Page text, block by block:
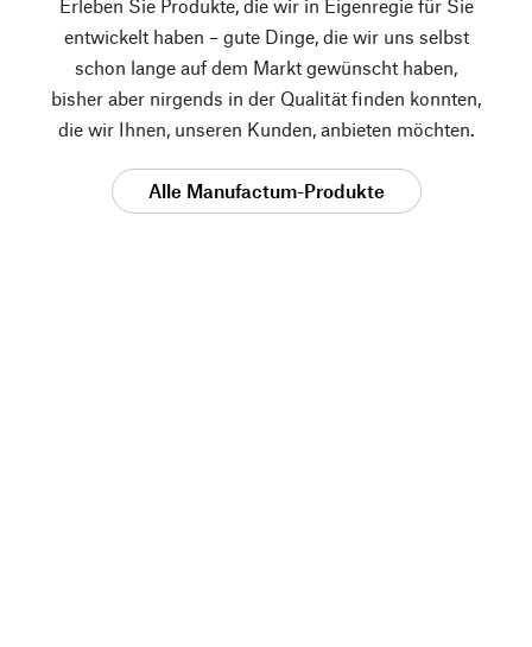
Erleben Sie Produkte, die wir in Eigenregie für Sie
entwickelt haben – gute Dinge, die wir uns selbst
schon lange auf dem Markt gewünscht haben,
bisher aber nirgends in der Qualität finden konnten,
die wir Ihnen, unseren Kunden, anbieten möchten.
Alle Manufactum-Produkte